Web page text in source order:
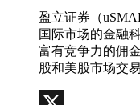
盈立证券（
国际市场的金融
富有竞争力的佣
股和美股市场交